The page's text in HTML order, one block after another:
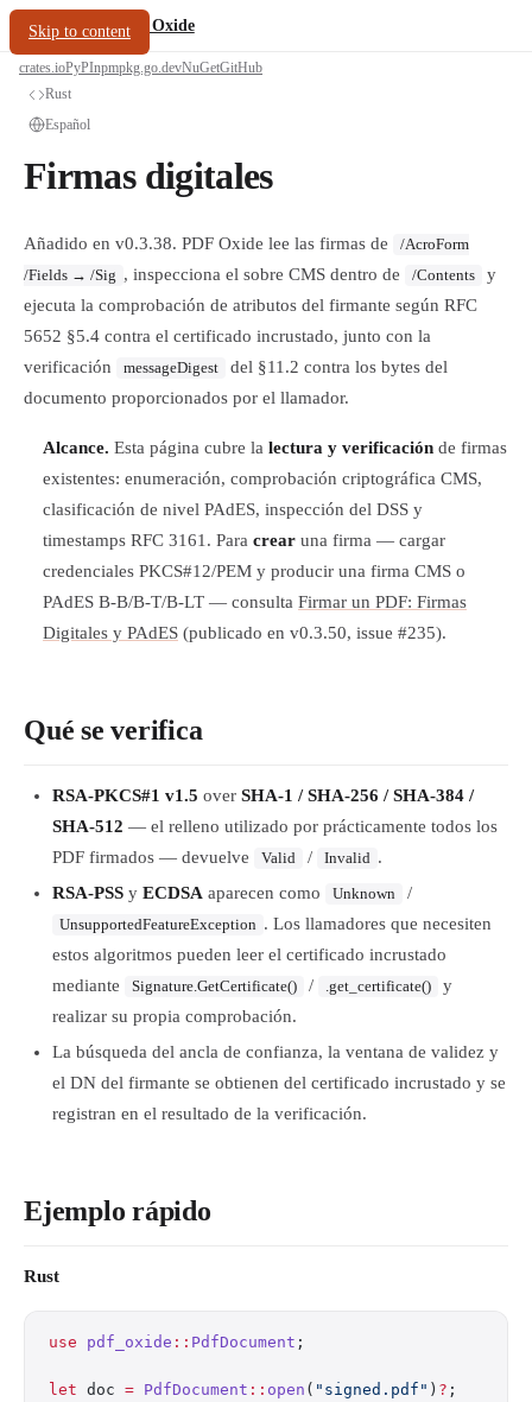
Skip to content
oxide.fyi/PDF Oxide
crates.ioPyPInpmpkg.go.devNuGetGitHub
Rust
Español
Firmas digitales
Añadido en v0.3.38. PDF Oxide lee las firmas de
/AcroForm
/Fields → /Sig , inspecciona el sobre CMS dentro de /Contents
y
ejecuta la comprobación de atributos del firmante según RFC
5652 §5.4 contra el certificado incrustado, junto con la
verificación
messageDigest
del §11.2 contra los bytes del
documento proporcionados por el llamador.
Alcance. Esta página cubre la lectura y verificación de firmas
existentes: enumeración, comprobación criptográfica CMS,
clasificación de nivel PAdES, inspección del DSS y
timestamps RFC 3161. Para crear una firma — cargar
credenciales PKCS#12/PEM y producir una firma CMS o
PAdES B-B/B-T/B-LT — consulta Firmar un PDF: Firmas
Digitales y PAdES (publicado en v0.3.50, issue #235).
Qué se verifica
RSA-PKCS#1 v1.5 over SHA-1 / SHA-256 / SHA-384 /
SHA-512 — el relleno utilizado por prácticamente todos los
PDF firmados — devuelve
Valid / Invalid .
RSA-PSS y ECDSA aparecen como Unknown /
UnsupportedFeatureException . Los llamadores que necesiten
estos algoritmos pueden leer el certificado incrustado
mediante
Signature.GetCertificate() / .get_certificate()
y
realizar su propia comprobación.
La búsqueda del ancla de confianza, la ventana de validez y
el DN del firmante se obtienen del certificado incrustado y se
registran en el resultado de la verificación.
Ejemplo rápido
Rust
use pdf_oxide :: PdfDocument ;
let doc = PdfDocument :: open ( "signed.pdf" ) ? ;